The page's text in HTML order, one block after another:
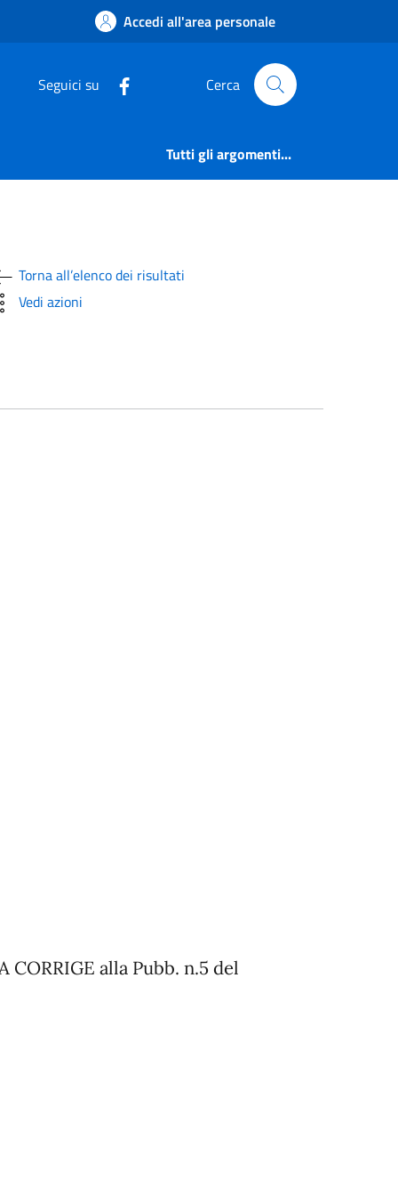
12-13 febbraio
Accedi all'area personale
Seguici su Cerca
Tutti gli argomenti...
Torna all’elenco dei risultati
Vedi azioni
CORRIGE alla Pubb. n.5 del